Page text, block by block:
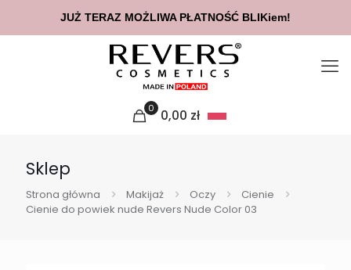
0 0,00 zł
Sklep
Strona główna Makijaż Oczy
Cienie
Cienie do powiek nude Revers Nude Color 03
JUŻ TERAZ MOŻLIWA PŁATNOŚĆ BLIKiem!